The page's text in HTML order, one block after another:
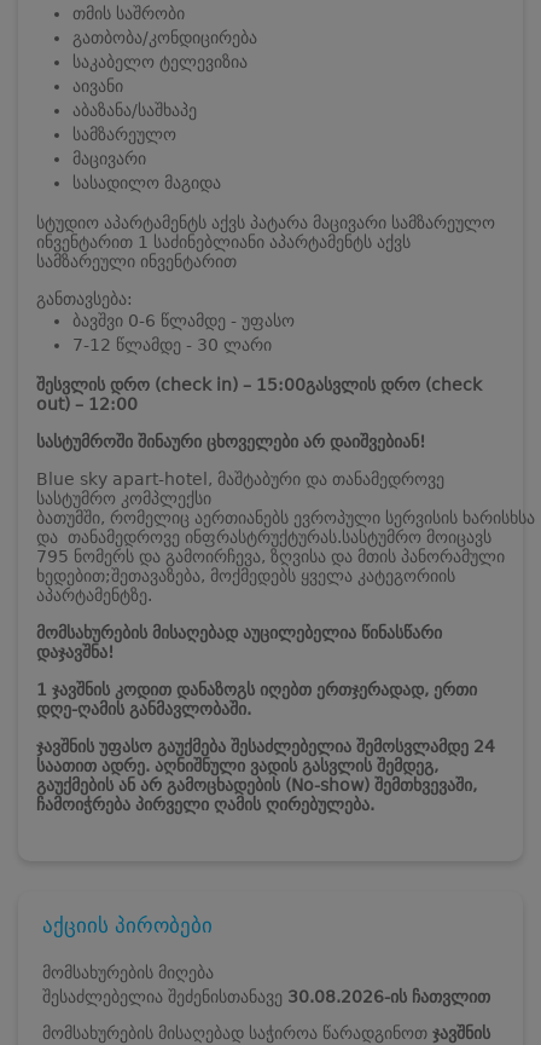
თმის საშრობი
გათბობა/კონდიცირება
საკაბელო ტელევიზია
აივანი
აბაზანა/საშხაპე
სამზარეულო
მაცივარი
სასადილო მაგიდა
სტუდიო აპარტამენტს აქვს პატარა მაცივარი სამზარეულო
ინვენტარით 1 საძინებლიანი აპარტამენტს აქვს
სამზარეული ინვენტარით
განთავსება:
ბავშვი 0-6 წლამდე - უფასო
7-12 წლამდე - 30 ლარი
შესვლის დრო (check in) – 15:00გასვლის დრო (check
out) – 12:00
სასტუმროში შინაური ცხოველები არ დაიშვებიან!
Blue sky apart-hotel, მაშტაბური და თანამედროვე
სასტუმრო კომპლექსი
ბათუმში, რომელიც აერთიანებს ევროპული სერვისის ხარისხსა
და თანამედროვე ინფრასტრუქტურას.სასტუმრო მოიცავს
795 ნომერს და გამოირჩევა, ზღვისა და მთის პანორამული
ხედებით;შეთავაზება, მოქმედებს ყველა კატეგორიის
აპარტამენტზე.
მომსახურების მისაღებად აუცილებელია წინასწარი
დაჯავშნა!
1 ჯავშნის კოდით დანაზოგს იღებთ ერთჯერადად, ერთი
დღე-ღამის განმავლობაში.
ჯავშნის უფასო გაუქმება შესაძლებელია შემოსვლამდე 24
საათით ადრე. აღნიშნული ვადის გასვლის შემდეგ,
გაუქმების ან არ გამოცხადების (No-show) შემთხვევაში,
ჩამოიჭრება პირველი ღამის ღირებულება.
აქციის პირობები
მომსახურების მიღება
შესაძლებელია შეძენისთანავე 30.08.2026-ის ჩათვლით
მომსახურების მისაღებად საჭიროა წარადგინოთ ჯავშნის